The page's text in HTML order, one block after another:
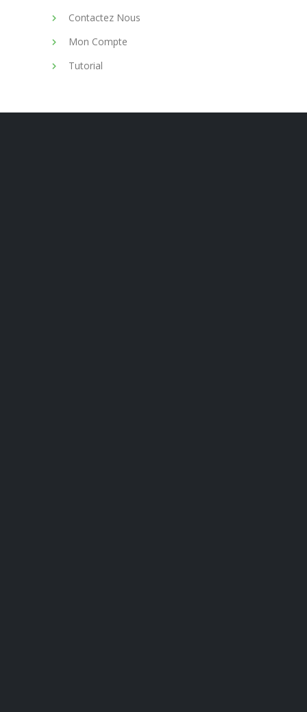
Contactez Nous
Mon Compte
Tutorial